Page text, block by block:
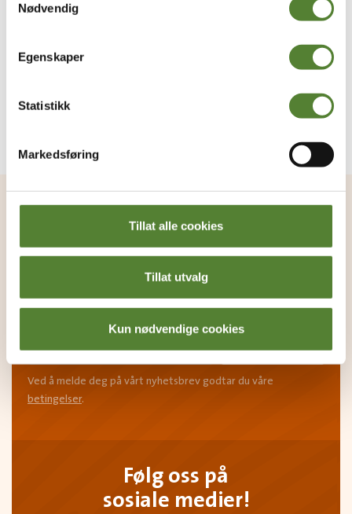
Nødvendig
Egenskaper
Statistikk
Markedsføring
Tillat alle cookies
Tillat utvalg
Kun nødvendige cookies
OSS?
unike tilbud og nyheter. Uten nyhetsbrev går du glipp
E-post
Ved å melde deg på vårt nyhetsbrev godtar du våre
betingelser.
Følg oss på
sosiale medier!